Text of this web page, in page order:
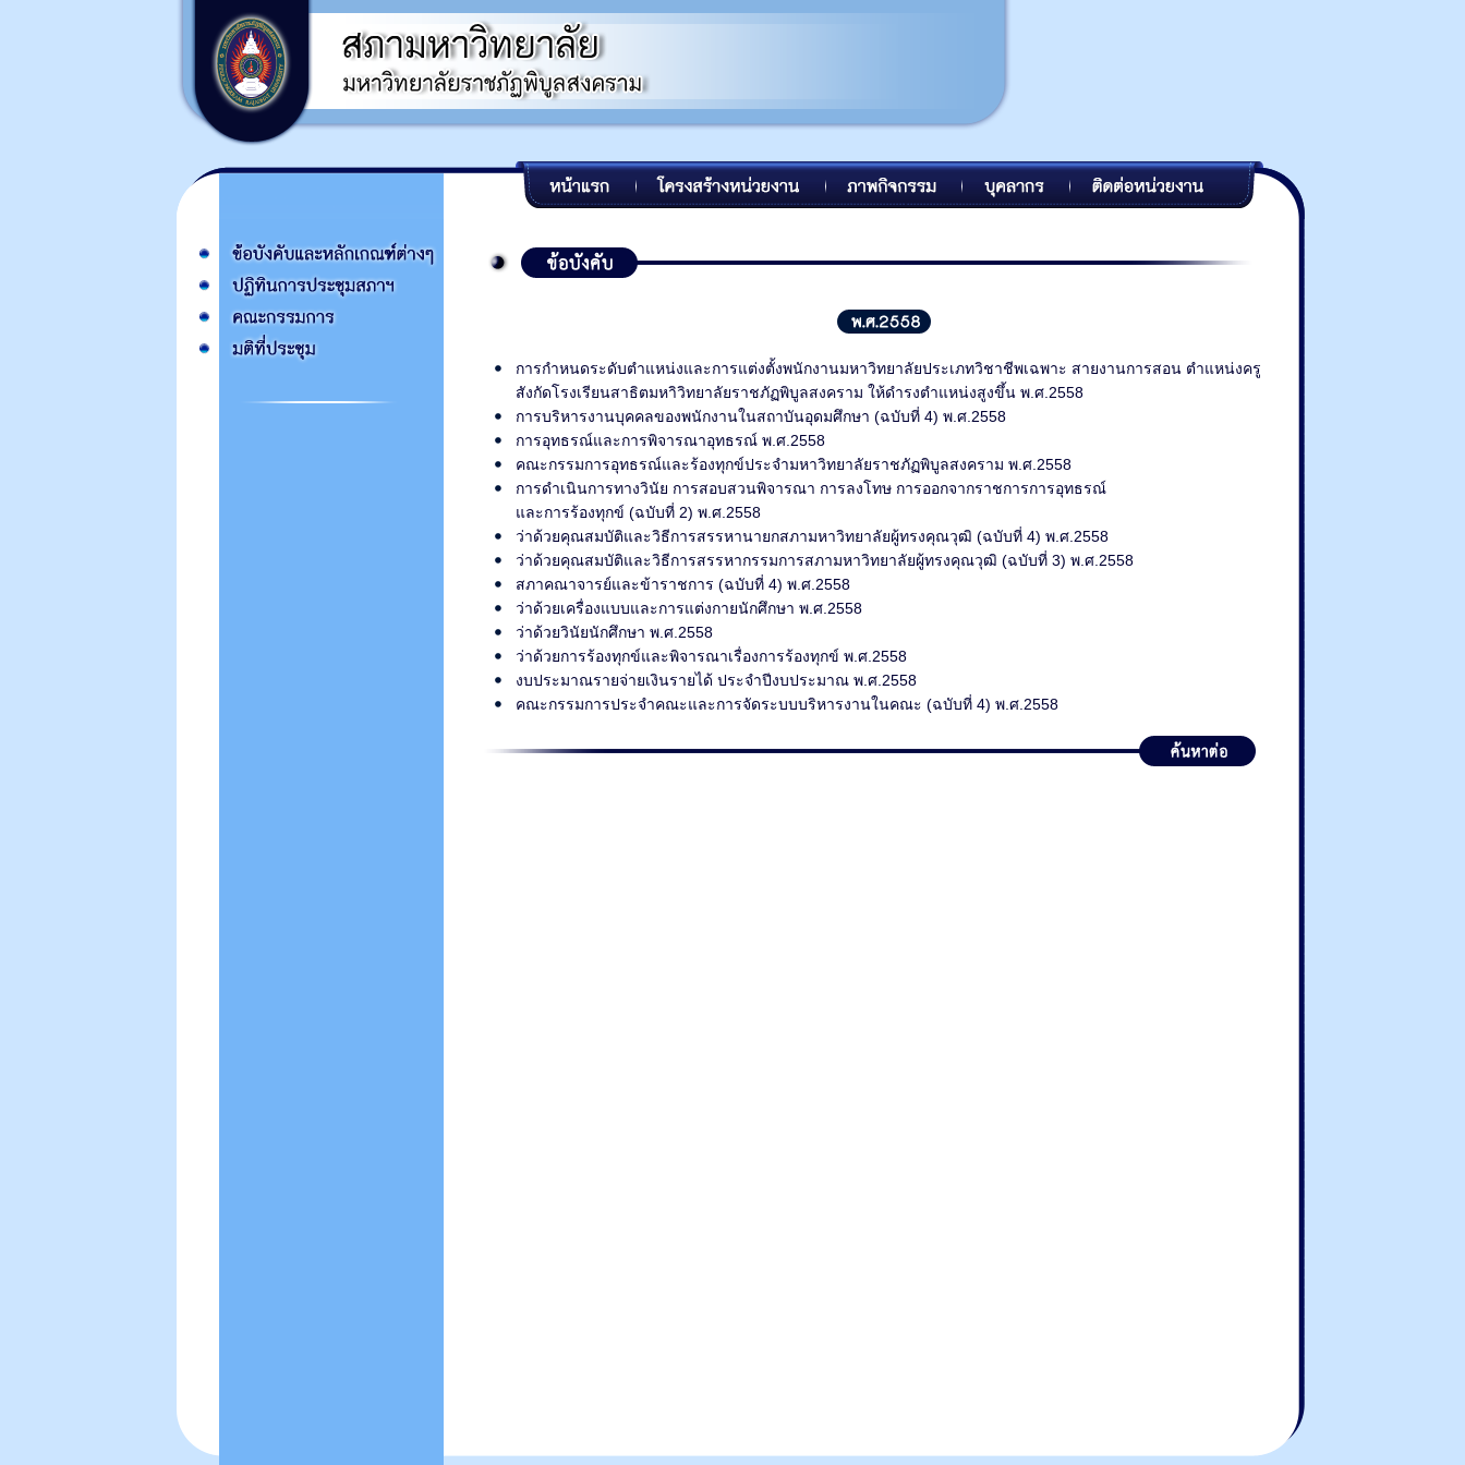
การกำหนดระดับตำแหน่งและการแต่งตั้งพนักงานมหาวิทยาลัยประเภทวิชาชีพเฉพาะ สายงานการสอน ตำแหน่งครู
สังกัดโรงเรียนสาธิตมหาิวิทยาลัยราชภัฏพิบูลสงคราม ให้ดำรงตำแหน่งสูงขึ้น พ.ศ.2558
การบริหารงานบุคคลของพนักงานในสถาบันอุดมศึกษา (ฉบับที่ 4) พ.ศ.2558
การอุทธรณ์และการพิจารณาอุทธรณ์ พ.ศ.2558
คณะกรรมการอุทธรณ์และร้องทุกข์ประจำมหาวิทยาลัยราชภัฏพิบูลสงคราม พ.ศ.2558
การดำเนินการทางวินัย การสอบสวนพิจารณา การลงโทษ การออกจากราชการการอุทธรณ์
และการร้องทุกข์ (ฉบับที่ 2) พ.ศ.2558
ว่าด้วยคุณสมบัติและวิธีการสรรหานายกสภามหาวิทยาลัยผู้ทรงคุณวุฒิ (ฉบับที่ 4) พ.ศ.2558
ว่าด้วยคุณสมบัติและวิธีการสรรหากรรมการสภามหาวิทยาลัยผู้ทรงคุณวุฒิ (ฉบับที่ 3) พ.ศ.2558
สภาคณาจารย์และข้าราชการ (ฉบับที่ 4) พ.ศ.2558
ว่าด้วยเครื่องแบบและการแต่งกายนักศึกษา พ.ศ.2558
ว่าด้วยวินัยนักศึกษา พ.ศ.2558
ว่าด้วยการร้องทุกข์และพิจารณาเรื่องการร้องทุกข์ พ.ศ.2558
งบประมาณรายจ่ายเงินรายได้ ประจำปีงบประมาณ พ.ศ.2558
คณะกรรมการประจำคณะและการจัดระบบบริหารงานในคณะ (ฉบับที่ 4) พ.ศ.2558